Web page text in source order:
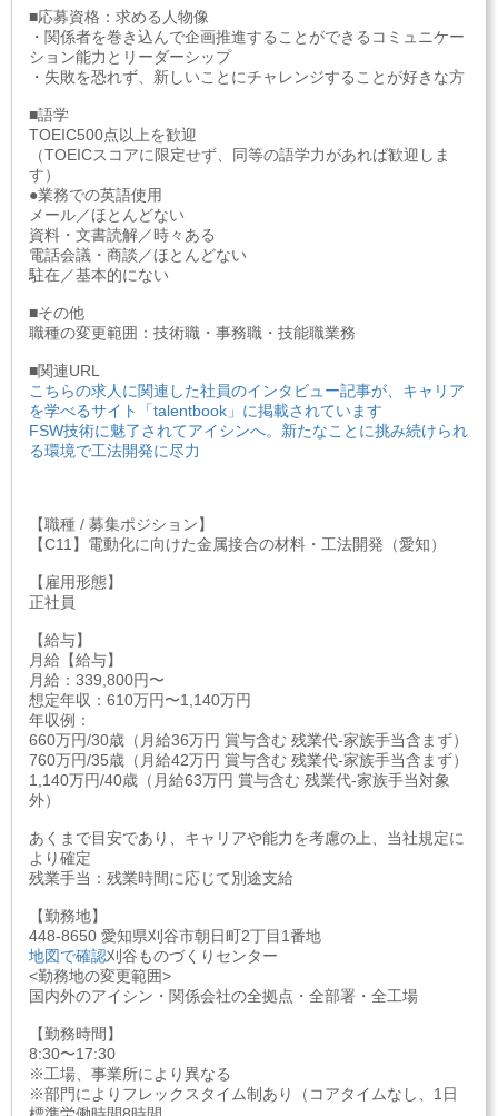
■応募資格：求める人物像
・関係者を巻き込んで企画推進することができるコミュニケー
ション能力とリーダーシップ
・失敗を恐れず、新しいことにチャレンジすることが好きな方
■語学
TOEIC500点以上を歓迎
（TOEICスコアに限定せず、同等の語学力があれば歓迎しま
す）
●業務での英語使用
メール／ほとんどない
資料・文書読解／時々ある
電話会議・商談／ほとんどない
駐在／基本的にない
■その他
職種の変更範囲：技術職・事務職・技能職業務
■関連URL
こちらの求人に関連した社員のインタビュー記事が、キャリア
を学べるサイト「talentbook」に掲載されています
FSW技術に魅了されてアイシンへ。新たなことに挑み続けられ
る環境で工法開発に尽力
【職種 / 募集ポジション】
【C11】電動化に向けた金属接合の材料・工法開発（愛知）
【雇用形態】
正社員
【給与】
月給【給与】
月給：339,800円〜
想定年収：610万円〜1,140万円
年収例：
660万円/30歳（月給36万円 賞与含む 残業代-家族手当含まず）
760万円/35歳（月給42万円 賞与含む 残業代-家族手当含まず）
1,140万円/40歳（月給63万円 賞与含む 残業代-家族手当対象
外）
あくまで目安であり、キャリアや能力を考慮の上、当社規定に
より確定
残業手当：残業時間に応じて別途支給
【勤務地】
448-8650 愛知県刈谷市朝日町2丁目1番地
地図で確認刈谷ものづくりセンター
<勤務地の変更範囲>
国内外のアイシン・関係会社の全拠点・全部署・全工場
【勤務時間】
8:30〜17:30
※工場、事業所により異なる
※部門によりフレックスタイム制あり（コアタイムなし、1日